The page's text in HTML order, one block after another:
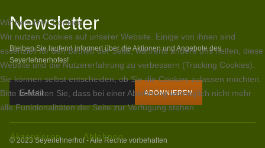
Newsletter
Bleiben Sie laufend informert über die Aktionen und Angebote des
Seyerlehnerhofes!
© 2023 Seyerlehnerhof - Alle Rechte vorbehalten
Wir benutzen Cookies
Wir nutzen Cookies auf unserer Website. Einige von ihnen sind
essenziell für den Betrieb der Seite, während andere uns helfen, diese
Website und die Nutzererfahrung zu verbessern (Tracking Cookies).
Sie können selbst entscheiden, ob Sie die Cookies zulassen möchten.
Bitte beachten Sie, dass bei einer Ablehnung womöglich nicht mehr
alle Funktionalitäten der Seite zur Verfügung stehen.
Akzeptieren Ablehnen